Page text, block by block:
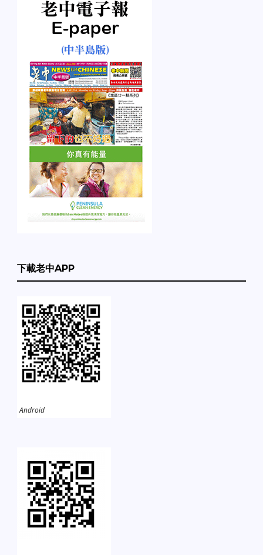
下載老中APP
Android